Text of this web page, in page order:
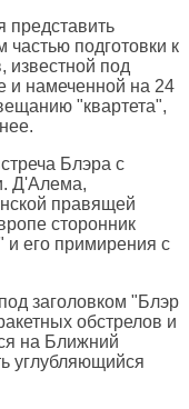
представить
подготовки к
известной под
и намеченной на 24
"квартета",
Блэра с
Д'Алема,
правящей
сторонник
и его примирения с
заголовком "Блэр
обстрелов и
на Ближний
углубляющийся